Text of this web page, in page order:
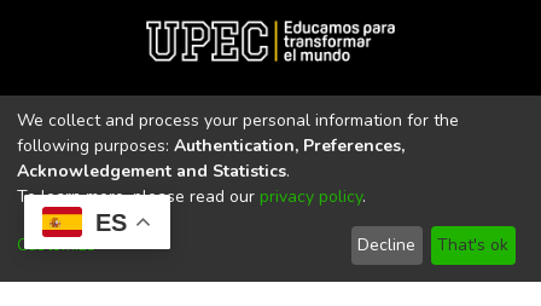
ES
Universidad Politécnica Estatal del Carchi
Universidad Politécnica Estatal del Carchi | Acreditada por el
CACES Resolución N°. 160-SE-33-CACES-2020
We collect and process your personal information for the
following purposes: Authentication, Preferences,
Acknowledgement and Statistics.
To learn more, please read our privacy policy.
Customize Decline That's ok